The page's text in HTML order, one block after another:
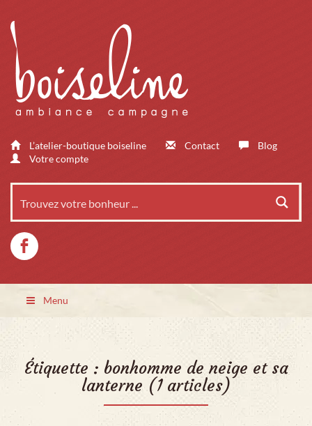
L’atelier-boutique boiseline Contact
Blog
Votre compte
Menu
Étiquette : bonhomme de neige et sa
lanterne (1 articles)